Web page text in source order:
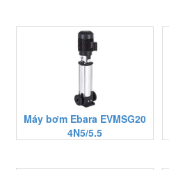
Máy bơm Ebara EVMSG20
4N5/5.5